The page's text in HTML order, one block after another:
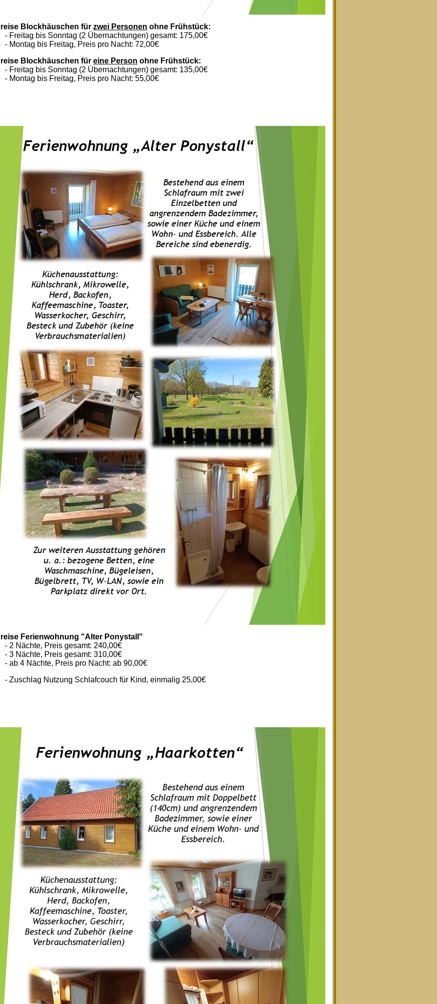
Blockhäuschen für zwei Personen ohne Frühstück:
Freitag bis Sonntag (2 Übernachtungen) gesamt: 175,00€
Montag bis Freitag, Preis pro Nacht: 72,00€
Blockhäuschen für eine Person ohne Frühstück:
Freitag bis Sonntag (2 Übernachtungen) gesamt: 135,00€
Montag bis Freitag, Preis pro Nacht: 55,00€
Ferienwohnung "Alter Ponystall"
2 Nächte, Preis gesamt: 240,00€
3 Nächte, Preis gesamt: 310,00€
ab 4 Nächte, Preis pro Nacht: ab 90,00€
Zuschlag Nutzung Schlafcouch für Kind, einmalig 25,00€